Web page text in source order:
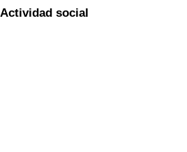
Actividad social